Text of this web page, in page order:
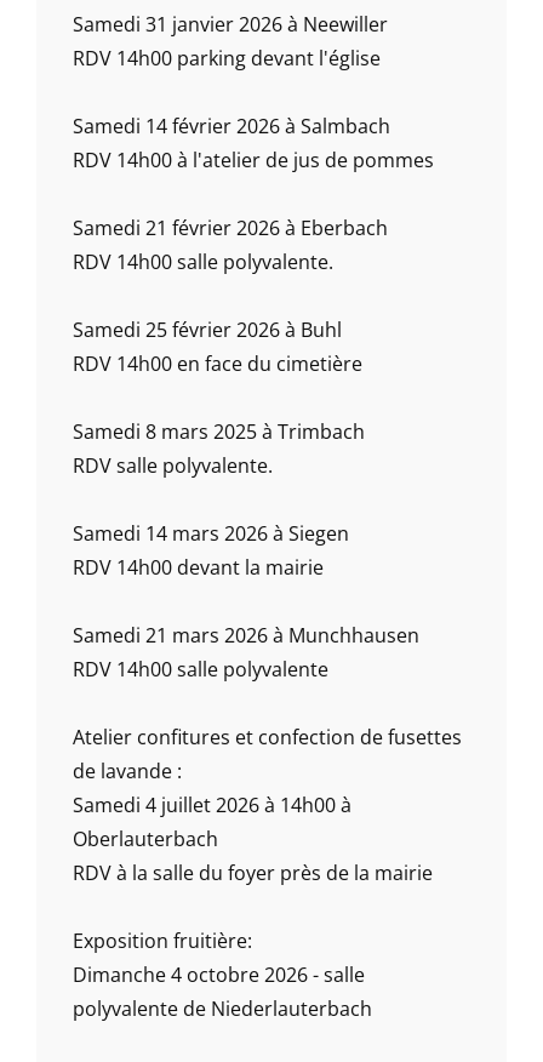
Samedi 31 janvier 2026 à Neewiller
RDV 14h00 parking devant l'église
Samedi 14 février 2026 à Salmbach
RDV 14h00 à l'atelier de jus de pommes
Samedi 21 février 2026 à Eberbach
RDV 14h00 salle polyvalente.
Samedi 25 février 2026 à Buhl
RDV 14h00 en face du cimetière
Samedi 8 mars 2025 à Trimbach
RDV salle polyvalente.
Samedi 14 mars 2026 à Siegen
RDV 14h00 devant la mairie
Samedi 21 mars 2026 à Munchhausen
RDV 14h00 salle polyvalente
Atelier confitures et confection de fusettes
de lavande :
Samedi 4 juillet 2026 à 14h00 à
Oberlauterbach
RDV à la salle du foyer près de la mairie
Exposition fruitière:
Dimanche 4 octobre 2026 - salle
polyvalente de Niederlauterbach